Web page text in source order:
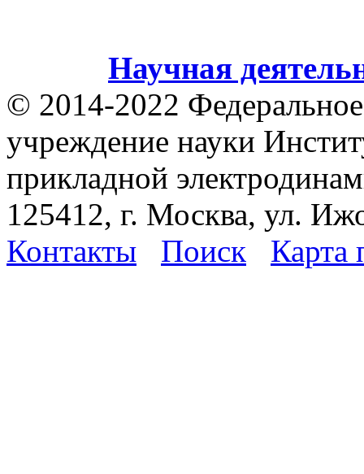
Научная
© 2014-2022
учреждение науки
прикладной
125412, г. Москва, ул.
Контакты
Поиск Карта